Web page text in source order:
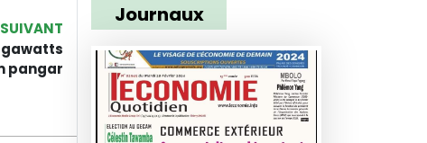
pangar
Journaux